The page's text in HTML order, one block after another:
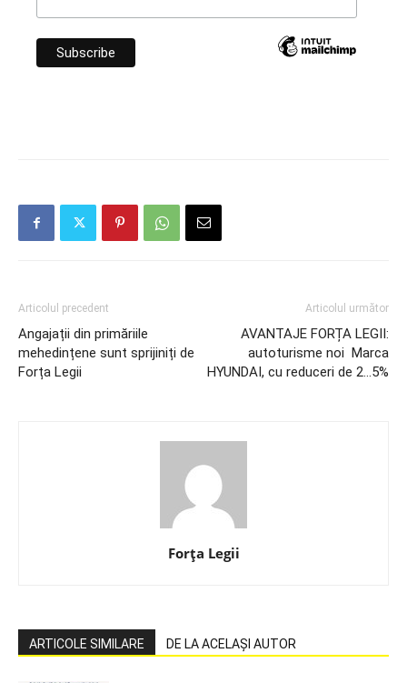
Articolul precedent
Angajații din primăriile
mehedințene sunt sprijiniți de
Forța Legii
Articolul următor
AVANTAJE FORȚA LEGII:
autoturisme noi Marca
HYUNDAI, cu reduceri de 2…5%
Forța Legii
ARTICOLE SIMILARE DE LA ACELAȘI AUTOR